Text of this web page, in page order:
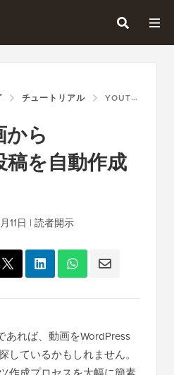
チュートリアル YOUTUBE動画からWORDPRESS投稿を自動作成する方法
から
稿を自動作成
11日 | 読者開示
あれば、動画をWordPress
しているかもしれません。